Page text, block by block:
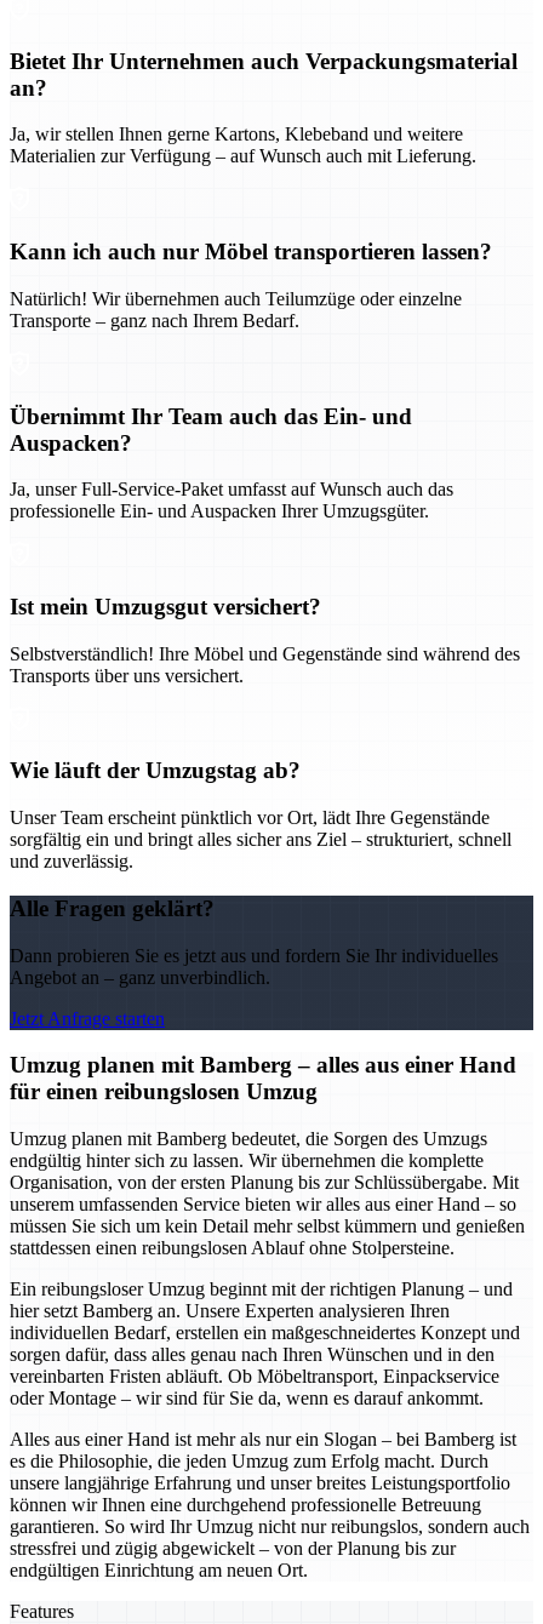
Bietet Ihr Unternehmen auch Verpackungsmaterial
an?
Ja, wir stellen Ihnen gerne Kartons, Klebeband und weitere
Materialien zur Verfügung – auf Wunsch auch mit Lieferung.
Kann ich auch nur Möbel transportieren lassen?
Natürlich! Wir übernehmen auch Teilumzüge oder einzelne
Transporte – ganz nach Ihrem Bedarf.
Übernimmt Ihr Team auch das Ein- und
Auspacken?
Ja, unser Full-Service-Paket umfasst auf Wunsch auch das
professionelle Ein- und Auspacken Ihrer Umzugsgüter.
Ist mein Umzugsgut versichert?
Selbstverständlich! Ihre Möbel und Gegenstände sind während des
Transports über uns versichert.
Wie läuft der Umzugstag ab?
Unser Team erscheint pünktlich vor Ort, lädt Ihre Gegenstände
sorgfältig ein und bringt alles sicher ans Ziel – strukturiert, schnell
und zuverlässig.
Alle Fragen geklärt?
Dann probieren Sie es jetzt aus und fordern Sie Ihr individuelles
Angebot an – ganz unverbindlich.
Jetzt Anfrage starten
Umzug planen mit Bamberg – alles aus einer Hand
für einen reibungslosen Umzug
Umzug planen mit Bamberg bedeutet, die Sorgen des Umzugs
endgültig hinter sich zu lassen. Wir übernehmen die komplette
Organisation, von der ersten Planung bis zur Schlüssübergabe. Mit
unserem umfassenden Service bieten wir alles aus einer Hand – so
müssen Sie sich um kein Detail mehr selbst kümmern und genießen
stattdessen einen reibungslosen Ablauf ohne Stolpersteine.
Ein reibungsloser Umzug beginnt mit der richtigen Planung – und
hier setzt Bamberg an. Unsere Experten analysieren Ihren
individuellen Bedarf, erstellen ein maßgeschneidertes Konzept und
sorgen dafür, dass alles genau nach Ihren Wünschen und in den
vereinbarten Fristen abläuft. Ob Möbeltransport, Einpackservice
oder Montage – wir sind für Sie da, wenn es darauf ankommt.
Alles aus einer Hand ist mehr als nur ein Slogan – bei Bamberg ist
es die Philosophie, die jeden Umzug zum Erfolg macht. Durch
unsere langjährige Erfahrung und unser breites Leistungsportfolio
können wir Ihnen eine durchgehend professionelle Betreuung
garantieren. So wird Ihr Umzug nicht nur reibungslos, sondern auch
stressfrei und zügig abgewickelt – von der Planung bis zur
endgültigen Einrichtung am neuen Ort.
Features